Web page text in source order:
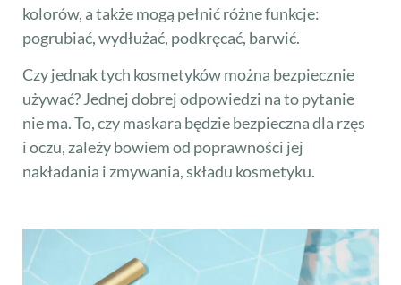
kolorów, a także mogą pełnić różne funkcje:
pogrubiać, wydłużać, podkręcać, barwić.
Czy jednak tych kosmetyków można bezpiecznie
używać? Jednej dobrej odpowiedzi na to pytanie
nie ma. To, czy maskara będzie bezpieczna dla rzęs
i oczu, zależy bowiem od poprawności jej
nakładania i zmywania, składu kosmetyku.